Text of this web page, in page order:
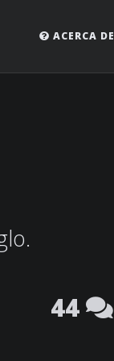
ACERCA DE
44